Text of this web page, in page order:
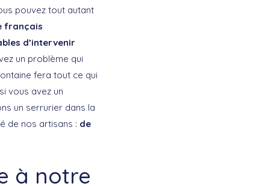
pouvez tout autant
français
d’intervenir
un problème qui
fera tout ce qui
vous avez un
un serrurier dans la
de nos artisans : de
à notre